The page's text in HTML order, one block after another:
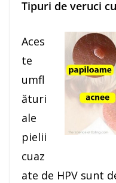
Tipuri de veruci
Aces
te
umfl
ături
ale
pielii
cuaz
ate de HPV sunt